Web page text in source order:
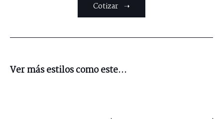
Cotizar ➝
Ver más estilos como este...